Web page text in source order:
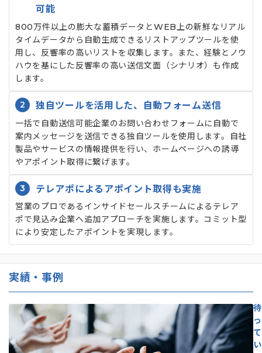
可能
800万件以上の膨大な蓄積データとWEB上の新鮮なリアル
タイムデータから自動生成できるリストアップツールを使
用し、反響率の高いリストを収集します。また、経験とノウ
ハウを基にした反響率の高い送信文面（シナリオ）も作成
します。
2 独自ツールを活用した、自動フォーム送信
一括で自動送信可能企業のお問い合わせフォームに自動で
案内メッセージを送信できる独自ツールを使用します。自社
製品やサービスの情報提供を行い、ホームページへの誘導
やアポイント取得に繋げます。
3 テレアポによるアポイント取得も実施
営業のプロであるインサイドセールスチームによるテレア
ポで見込み企業へ追加アプローチを実施します。コミット型
により安定したアポイントを実現します。
実績・事例
待
っ
て
い